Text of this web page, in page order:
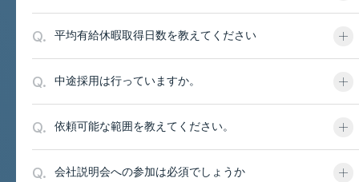
Q. 平均有給休暇取得日数を教えてください
Q. 中途採用は行っていますか。
Q. 依頼可能な範囲を教えてください。
Q. 会社説明会への参加は必須でしょうか